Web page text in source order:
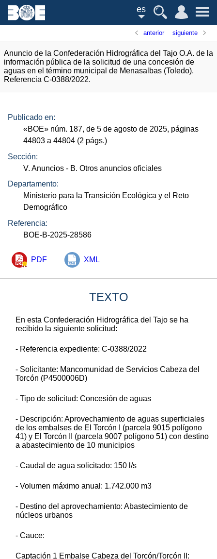
es
anterior siguiente
Anuncio de la Confederación Hidrográfica del Tajo O.A. de la
información pública de la solicitud de una concesión de
aguas en el término municipal de Menasalbas (Toledo).
Referencia C-0388/2022.
Publicado en:
«BOE» núm. 187, de 5 de agosto de 2025, páginas
44803 a 44804 (2 págs.)
Sección:
V. Anuncios - B. Otros anuncios oficiales
Departamento:
Ministerio para la Transición Ecológica y el Reto
Demográfico
Referencia:
BOE-B-2025-28586
PDF XML
TEXTO
En esta Confederación Hidrográfica del Tajo se ha
recibido la siguiente solicitud:
- Referencia expediente: C-0388/2022
- Solicitante: Mancomunidad de Servicios Cabeza del
Torcón (P4500006D)
- Tipo de solicitud: Concesión de aguas
- Descripción: Aprovechamiento de aguas superficiales
de los embalses de El Torcón I (parcela 9015 polígono
41) y El Torcón II (parcela 9007 polígono 51) con destino
a abastecimiento de 10 municipios
- Caudal de agua solicitado: 150 l/s
- Volumen máximo anual: 1.742.000 m3
- Destino del aprovechamiento: Abastecimiento de
núcleos urbanos
- Cauce:
Captación 1 Embalse Cabeza del Torcón/Torcón II: